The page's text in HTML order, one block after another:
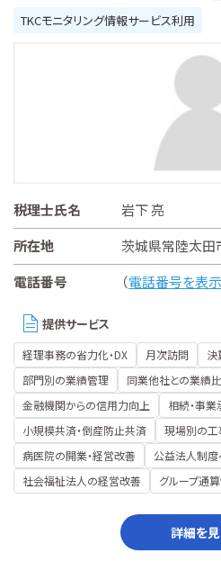
TKCモニタリング情報サービス利用
税理士氏名
岩下 亮
所在地
茨城県常陸太田
電話番号
（電話番号を表示
提供サービス
経理事務の省力化・DX 月次訪問 決
部門別の業績管理
同業他社との業績
金融機関からの信用力向上
相続・事業
小規模共済・倒産防止共済
現場別の
病医院の開業・経営改善
公益法人制
社会福祉法人の経営改善
グループ通
詳細を